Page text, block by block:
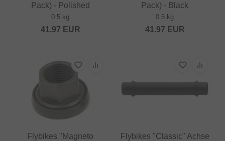
Pack) - Polished
0.5 kg
41.97 EUR
Pack) - Black
0.5 kg
41.97 EUR
Flybikes "Magneto
Flybikes "Classic" Achse